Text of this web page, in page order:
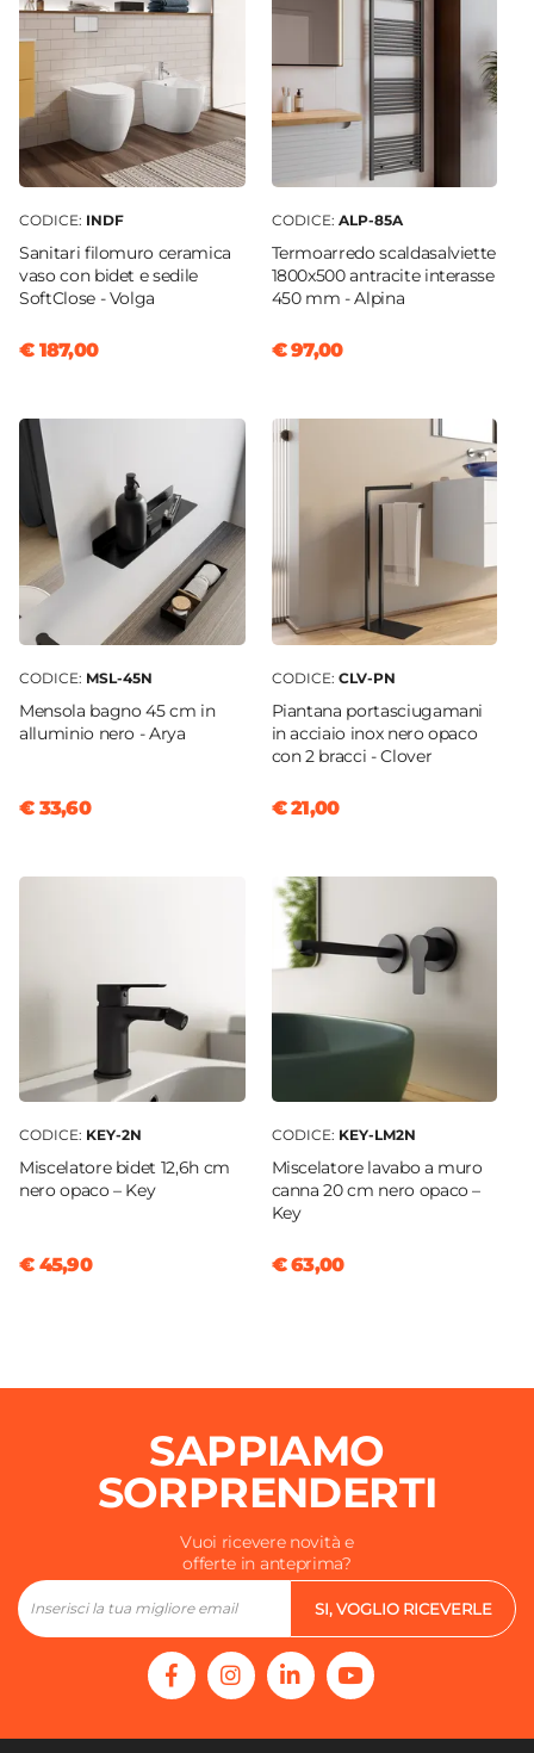
CODICE: INDF
Sanitari filomuro ceramica
vaso con bidet e sedile
SoftClose - Volga
€ 187,00
CODICE: ALP-85A
Termoarredo scaldasalviette
1800x500 antracite interasse
450 mm - Alpina
€ 97,00
CODICE: MSL-45N
Mensola bagno 45 cm in
alluminio nero - Arya
€ 33,60
CODICE: CLV-PN
Piantana portasciugamani
in acciaio inox nero opaco
con 2 bracci - Clover
€ 21,00
CODICE: KEY-2N
Miscelatore bidet 12,6h cm
nero opaco – Key
€ 45,90
CODICE: KEY-LM2N
Miscelatore lavabo a muro
canna 20 cm nero opaco –
Key
€ 63,00
SAPPIAMO
SORPRENDERTI
Vuoi ricevere novità e
offerte in anteprima?
SI, VOGLIO RICEVERLE